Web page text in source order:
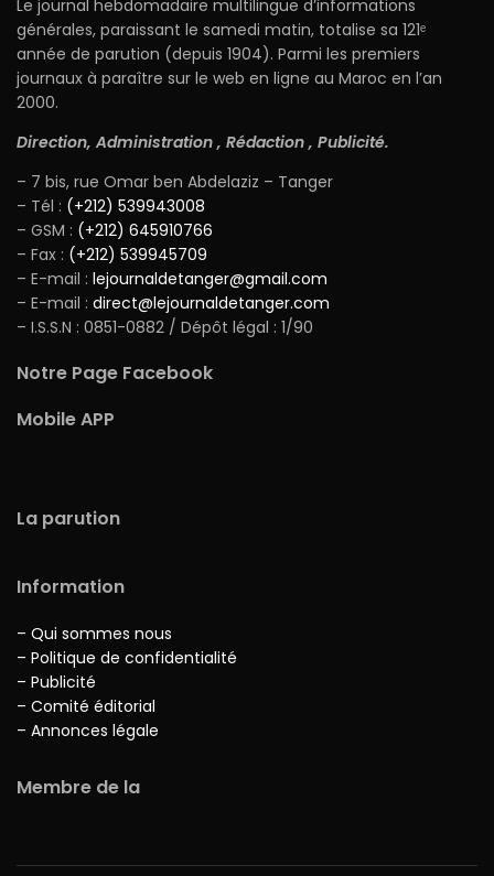
Le journal hebdomadaire multilingue d’informations
générales, paraissant le samedi matin, totalise sa 121ᵉ
année de parution (depuis 1904). Parmi les premiers
journaux à paraître sur le web en ligne au Maroc en l’an
2000.
Direction, Administration , Rédaction , Publicité.
– 7 bis, rue Omar ben Abdelaziz – Tanger
– Tél : (+212) 539943008
– GSM : (+212) 645910766
– Fax : (+212) 539945709
– E-mail : lejournaldetanger@gmail.com
– E-mail : direct@lejournaldetanger.com
– I.S.S.N : 0851-0882 / Dépôt légal : 1/90
Notre Page Facebook
Mobile APP
La parution
Information
– Qui sommes nous
– Politique de confidentialité
– Publicité
– Comité éditorial
– Annonces légale
Membre de la